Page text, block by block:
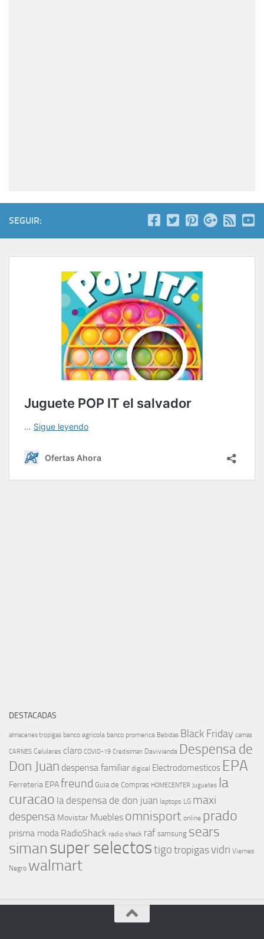
SEGUIR:
DESTACADAS
almacenes tropigas banco agricola banco promerica Bebidas Black Friday camas
CARNES Celulares claro COVID-19 Credisiman Davivienda Despensa de
Don Juan despensa familiar digicel Electrodomesticos EPA
Ferreteria EPAfreund Guia de Compras HOMECENTER Juguetes la
curacao la despensa de don juan laptops LG maxi
despensa Movistar Muebles omnisport online prado
prisma moda RadioShack radio shack raf samsung sears
simansuper selectostigotropigasvidri Viernes
Negro walmart